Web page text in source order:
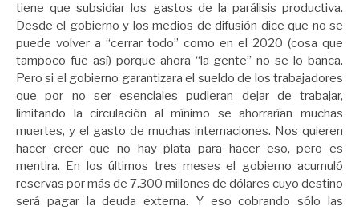
tiene que subsidiar los gastos de la parálisis productiva.
Desde el gobierno y los medios de difusión dice que no se
puede volver a “cerrar todo” como en el 2020 (cosa que
tampoco fue así) porque ahora “la gente” no se lo banca.
Pero si el gobierno garantizara el sueldo de los trabajadores
que por no ser esenciales pudieran dejar de trabajar,
limitando la circulación al mínimo se ahorrarían muchas
muertes, y el gasto de muchas internaciones. Nos quieren
hacer creer que no hay plata para hacer eso, pero es
mentira. En los últimos tres meses el gobierno acumuló
reservas por más de 7.300 millones de dólares cuyo destino
será pagar la deuda externa. Y eso cobrando sólo las